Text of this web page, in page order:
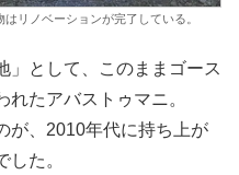
リノベーションが完了している。
」として、このままゴース
れたアバストゥマニ。
が、2010年代に持ち上が
した。